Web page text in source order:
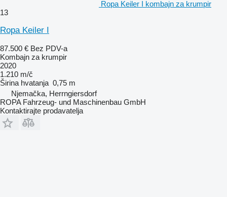
Ropa Keiler I kombajn za krumpir
13
Ropa Keiler I
87.500 € Bez PDV-a
Kombajn za krumpir
2020
1.210 m/č
Širina hvatanja 0,75 m
Njemačka, Herrngiersdorf
ROPA Fahrzeug- und Maschinenbau GmbH
Kontaktirajte prodavatelja